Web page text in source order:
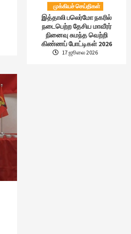
முக்கியச் செய்திகள்
இத்தாலி பலெர்மோ நகரில்
நடைபெற்ற தேசிய மாவீரர்
நினைவு சுமந்த வெற்றி
கிண்ணப் போட்டிகள் 2026
17 ஜூலை 2026